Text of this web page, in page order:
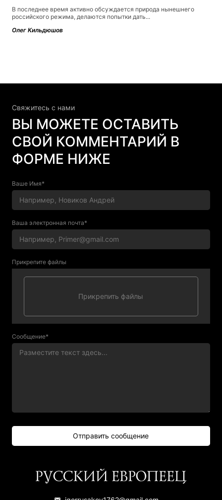
В последнее время активно обсуждается природа нынешнего
российского режима, делаются попытки дать...
Олег Кильдюшов
Свяжитесь c нами
ВЫ МОЖЕТЕ ОСТАВИТЬ
СВОЙ КОММЕНТАРИЙ В
ФОРМЕ НИЖЕ
Ваше Имя*
Ваша электронная почта*
Прикрепите файлы
Сообщение*